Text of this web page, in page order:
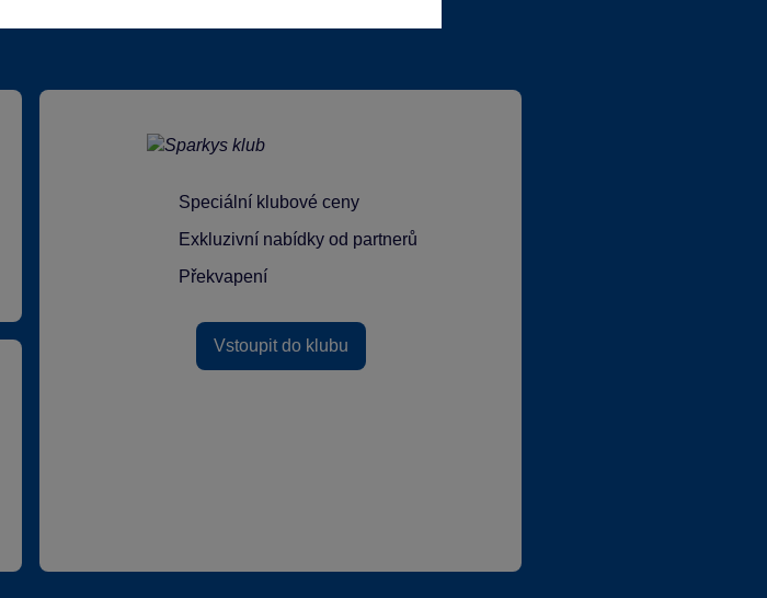
Speciální klubové ceny
Exkluzivní nabídky od partnerů
Překvapení
Vstoupit do klubu